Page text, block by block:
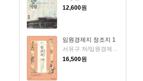
12,600원
임원경제지 정조지 1
서유구 저/임원경제연구소 역
16,500원